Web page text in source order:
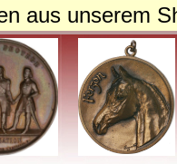
aus unserem